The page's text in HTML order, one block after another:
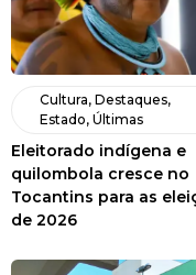
Cultura, Destaques,
Estado, Últimas
Eleitorado indígena e
quilombola cresce no
Tocantins para as
de 2026